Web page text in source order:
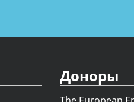
Доноры